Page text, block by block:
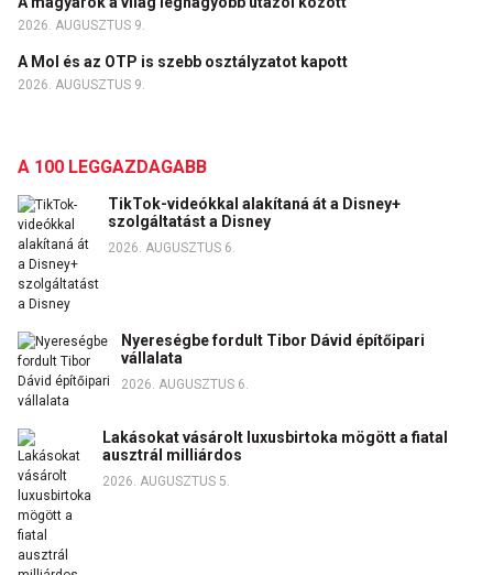
2026. AUGUSZTUS 9.
A Mol és az OTP is szebb osztályzatot kapott
2026. AUGUSZTUS 9.
A 100 LEGGAZDAGABB
TikTok-videókkal alakítaná át a Disney+
szolgáltatást a Disney
2026. AUGUSZTUS 6.
Nyereségbe fordult Tibor Dávid építőipari
vállalata
2026. AUGUSZTUS 6.
Lakásokat vásárolt luxusbirtoka mögött a fiatal
ausztrál milliárdos
2026. AUGUSZTUS 5.